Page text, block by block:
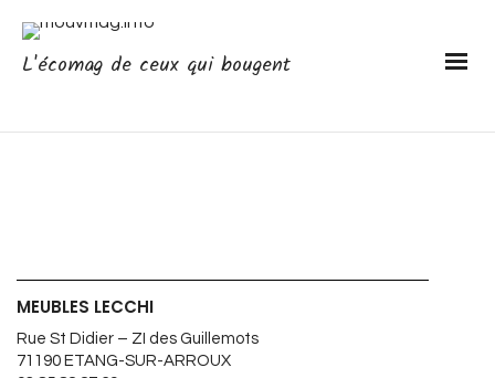
L'écomag de ceux qui bougent
MEUBLES LECCHI
Rue St Didier – ZI des Guillemots
71190 ETANG-SUR-ARROUX